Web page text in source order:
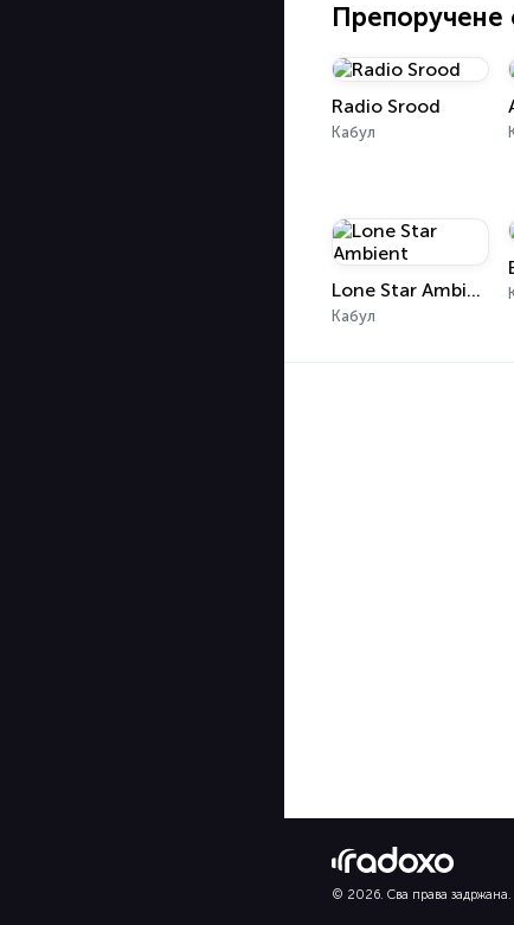
Препоручене
Radio Srood
Кабул
Lone Star Ambient
Кабул
© 2026. Сва права задржана.